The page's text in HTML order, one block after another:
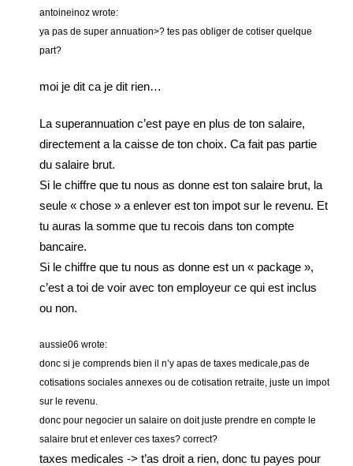
antoineinoz wrote:
ya pas de super annuation>? tes pas obliger de cotiser quelque
part?
moi je dit ca je dit rien…
La superannuation c’est paye en plus de ton salaire,
directement a la caisse de ton choix. Ca fait pas partie
du salaire brut.
Si le chiffre que tu nous as donne est ton salaire brut, la
seule « chose » a enlever est ton impot sur le revenu. Et
tu auras la somme que tu recois dans ton compte
bancaire.
Si le chiffre que tu nous as donne est un « package »,
c’est a toi de voir avec ton employeur ce qui est inclus
ou non.
aussie06 wrote:
donc si je comprends bien il n’y apas de taxes medicale,pas de
cotisations sociales annexes ou de cotisation retraite, juste un impot
sur le revenu.
donc pour negocier un salaire on doit juste prendre en compte le
salaire brut et enlever ces taxes? correct?
taxes medicales -> t’as droit a rien, donc tu payes pour